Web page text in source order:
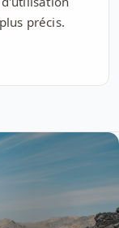
précis.